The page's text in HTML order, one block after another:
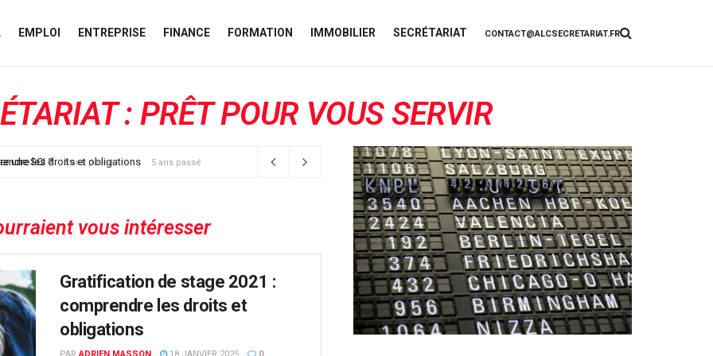
EMPLOI ENTREPRISE FINANCE FORMATION IMMOBILIER SECRÉTARIAT CONTACT@ALCSECRETARIAT.FR
: PRÊT POUR VOUS SERVIR
une SCI ? 5 ans passé
les droits et obligations 5 ans passé
vous intéresser
Gratification de stage 2021 :
comprendre les droits et
obligations